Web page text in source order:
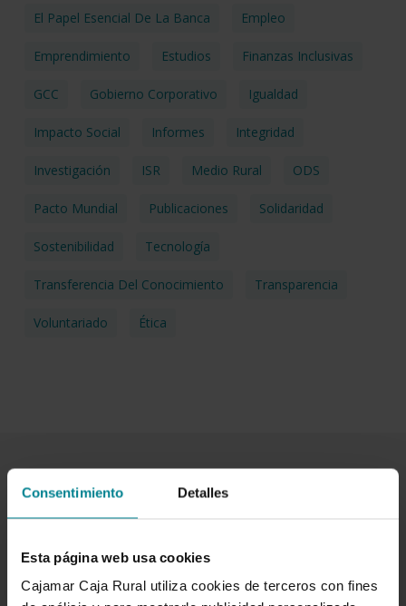
Consentimiento Detalles
Esta página web usa cookies
Cajamar Caja Rural utiliza cookies de terceros con fines
El Papel Esencial De La Banca Empleo
Emprendimiento Estudios Finanzas Inclusivas
GCC Gobierno Corporativo Igualdad
Impacto Social Informes Integridad
Investigación ISR Medio Rural ODS
Pacto Mundial Publicaciones Solidaridad
Sostenibilidad Tecnología
Transferencia Del Conocimiento Transparencia
Voluntariado Ética
Related Posts
OBJETIVOS DE DESARROLLO SOSTENIBLE
impulsa
la